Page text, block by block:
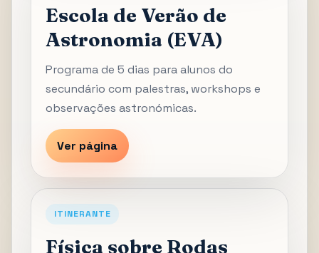
Escola de Verão de
Astronomia (EVA)
Programa de 5 dias para alunos do
secundário com palestras, workshops e
observações astronómicas.
Ver página
ITINERANTE
Física sobre Rodas